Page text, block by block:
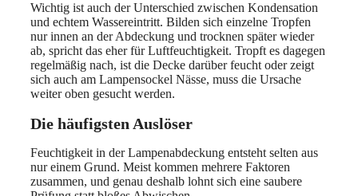
Wichtig ist auch der Unterschied zwischen Kondensation
und echtem Wassereintritt. Bilden sich einzelne Tropfen
nur innen an der Abdeckung und trocknen später wieder
ab, spricht das eher für Luftfeuchtigkeit. Tropft es dagegen
regelmäßig nach, ist die Decke darüber feucht oder zeigt
sich auch am Lampensockel Nässe, muss die Ursache
weiter oben gesucht werden.
Die häufigsten Auslöser
Feuchtigkeit in der Lampenabdeckung entsteht selten aus
nur einem Grund. Meist kommen mehrere Faktoren
zusammen, und genau deshalb lohnt sich eine saubere